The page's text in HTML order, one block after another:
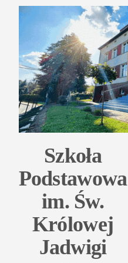
Przejdź
Szkoła
Podstawowa
im. Św.
Królowej
Jadwigi